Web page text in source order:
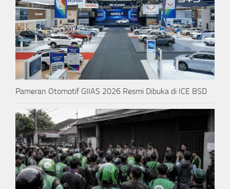
Pameran Otomotif GIIAS 2026 Resmi Dibuka di ICE BSD